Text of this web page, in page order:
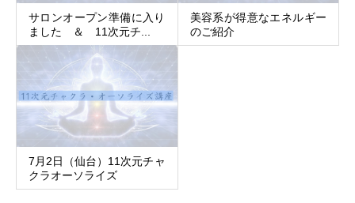
サロンオープン準備に入り
ました ＆ 11次元チ...
美容系が得意なエネルギー
のご紹介
7月2日（仙台）11次元チャ
クラオーソライズ